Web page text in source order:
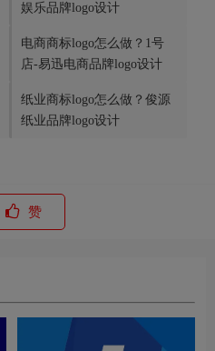
娱乐品牌logo设计
电商商标logo怎么做？1号
店-易迅电商品牌logo设计
纸业商标logo怎么做？俊源
纸业品牌logo设计
赞